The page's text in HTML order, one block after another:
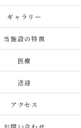
ギャラリー
当施設の特徴
医療
送迎
アクセス
お問い合わせ